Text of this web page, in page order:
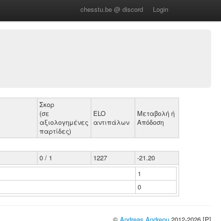
chesstu.be @ discord Login
Σκορ
(σε
αξιολογημένες
παρτίδες)
ELO
αντιπάλων
Μεταβολή ή
Απόδοση
0 / 1 1227
-21.20
1
0